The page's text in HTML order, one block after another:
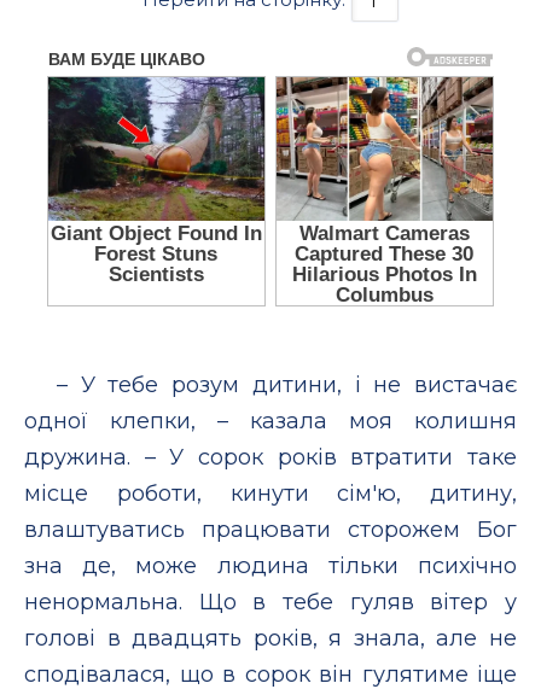
– У тебе розум дитини, і не вистачає
одної клепки, – казала моя колишня
дружина. – У сорок років втратити таке
місце роботи, кинути сім'ю, дитину,
влаштуватись працювати сторожем Бог
зна де, може людина тільки психічно
ненормальна. Що в тебе гуляв вітер у
голові в двадцять років, я знала, але не
сподівалася, що в сорок він гулятиме іще